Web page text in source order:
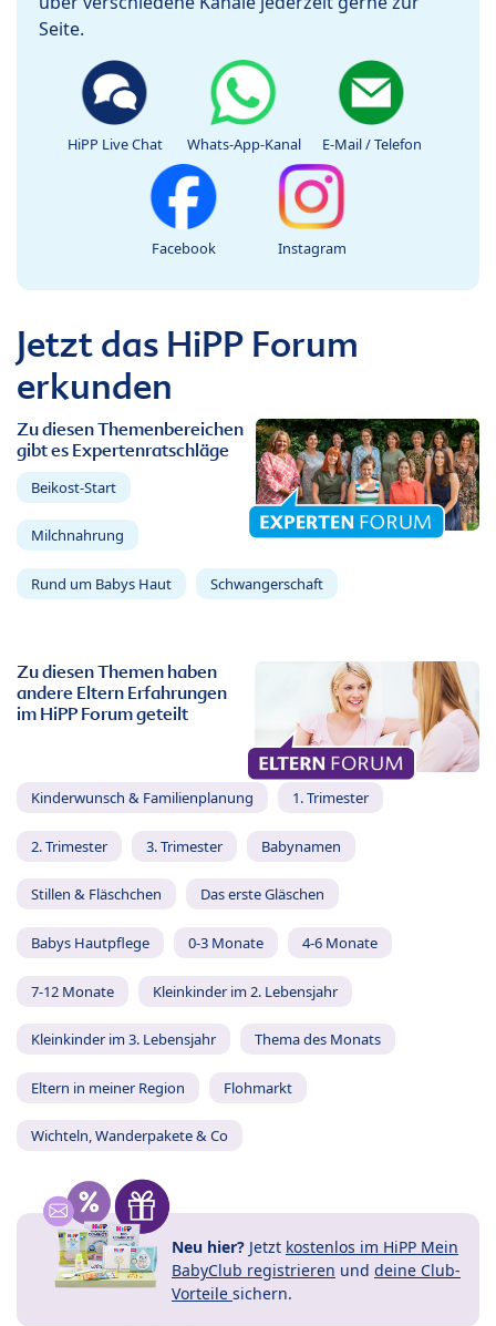
Seite.
HiPP Live Chat Whats-App-Kanal E-Mail / Telefon
Facebook Instagram
Jetzt das HiPP Forum
erkunden
Zu diesen Themenbereichen
gibt es Expertenratschläge
Beikost-Start
Milchnahrung
Rund um Babys Haut Schwangerschaft
Zu diesen Themen haben
andere Eltern Erfahrungen
im HiPP Forum geteilt
Kinderwunsch & Familienplanung 1. Trimester
2. Trimester 3. Trimester Babynamen
Stillen & Fläschchen Das erste Gläschen
Babys Hautpflege 0-3 Monate 4-6 Monate
7-12 Monate Kleinkinder im 2. Lebensjahr
Kleinkinder im 3. Lebensjahr Thema des Monats
Eltern in meiner Region Flohmarkt
Wichteln, Wanderpakete & Co
Neu hier? Jetzt kostenlos im HiPP Mein
BabyClub registrieren und deine Club-
Vorteile sichern.